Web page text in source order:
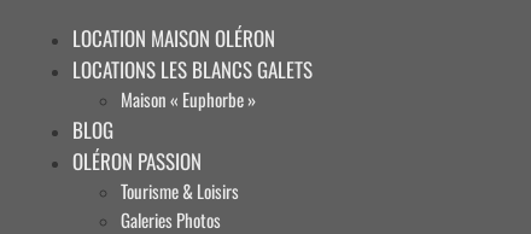
LOCATION MAISON OLÉRON
LOCATIONS LES BLANCS GALETS
Maison « Euphorbe »
BLOG
OLÉRON PASSION
Tourisme & Loisirs
Galeries Photos